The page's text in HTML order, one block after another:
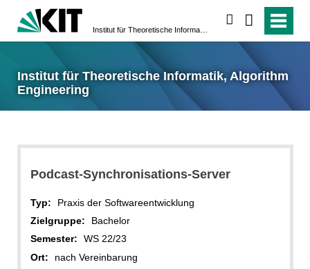
Institut für Theoretische Informatik, Algorithm
Engineering
Podcast-Synchronisations-Server
Typ:
Praxis der Softwareentwicklung
Zielgruppe:
Bachelor
Semester:
WS 22/23
Ort:
nach Vereinbarung